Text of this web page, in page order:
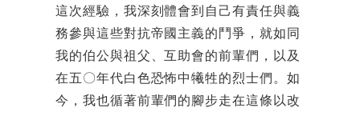
這次經驗，我深刻體會到自己有責任與義
務參與這些對抗帝國主義的鬥爭，就如同
我的伯公與祖父、互助會的前輩們，以及
在五〇年代白色恐怖中犧牲的烈士們。如
今，我也循著前輩們的腳步走在這條以改